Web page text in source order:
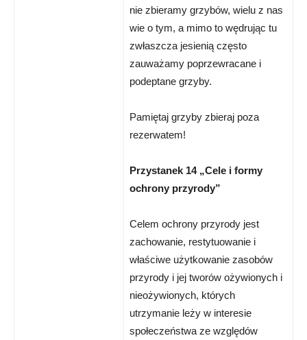
nie zbieramy grzybów, wielu z nas
wie o tym, a mimo to wędrując tu
zwłaszcza jesienią często
zauważamy poprzewracane i
podeptane grzyby.
Pamiętaj grzyby zbieraj poza
rezerwatem!
Przystanek 14 „Cele i formy
ochrony przyrody”
Celem ochrony przyrody jest
zachowanie, restytuowanie i
właściwe użytkowanie zasobów
przyrody i jej tworów ożywionych i
nieożywionych, których
utrzymanie leży w interesie
społeczeństwa ze względów